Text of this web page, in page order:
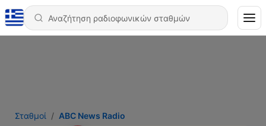
Σταθμοί ABC News Radio